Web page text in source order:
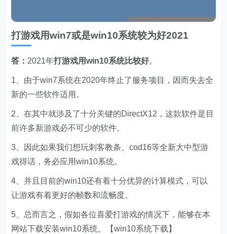
打游戏用win7或是win10系统较为好2021
答： 2021年打游戏用win10系统比较好。
1、由于win7系统在2020年终止了服务项目，因而失去全
新的一些软件适用。
2、在其中就涉及了十分关键的DirectX12，这款软件是目
前许多新游戏必不可少的软件。
3、因此如果我们想玩刺客教条、cod16等全新大中型游
戏得话，务必应用win10系统。
4、并且目前的win10还有着十分优异的计算模式，可以
让游戏有着更好的帧数和流畅度。
5、总而言之，假如各位喜爱打游戏的情况下，能够在本
网站下载安装win10系统。【win10系统下载】